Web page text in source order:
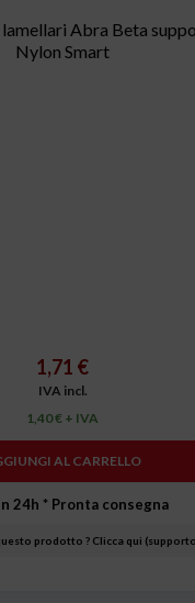
Abra Beta
Nylon Smart
1,71 €
IVA incl.
1,40 € + IVA
AL CARRELLO
24h * Pronta consegna
prodotto ? Clicca qui